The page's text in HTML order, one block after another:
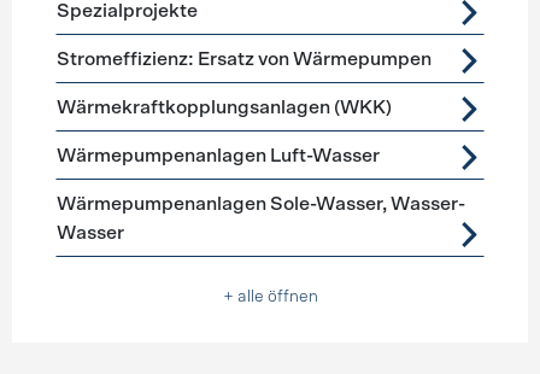
Spezialprojekte
Stromeffizienz: Ersatz von Wärmepumpen
Wärmekraftkopplungsanlagen (WKK)
Wärmepumpenanlagen Luft-Wasser
Wärmepumpenanlagen Sole-Wasser, Wasser-
Wasser
+ alle öffnen